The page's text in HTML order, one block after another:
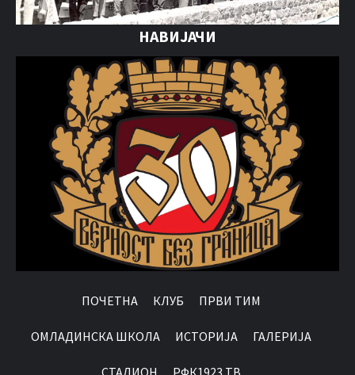
НАВИЈАЧИ
ПОЧЕТНА КЛУБ ПРВИ ТИМ
OМЛАДИНСКА ШКОЛА ИСТОРИЈА ГАЛЕРИЈА